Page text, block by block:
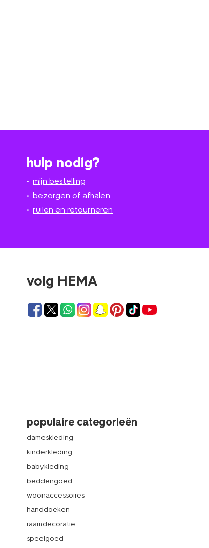
hulp nodig?
mijn bestelling
bezorgen of afhalen
ruilen en retourneren
volg HEMA
populaire categorieën
dameskleding
kinderkleding
babykleding
beddengoed
woonaccessoires
handdoeken
raamdecoratie
speelgoed